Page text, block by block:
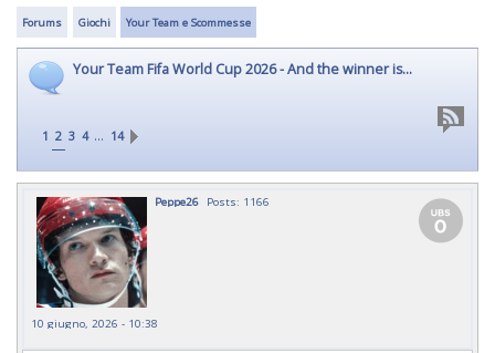
Forums Giochi Your Team e Scommesse
Your Team Fifa World Cup 2026 - And the winner is...
1 2 3 4 … 14
Peppe26 Posts: 1166
10 giugno, 2026 - 10:38